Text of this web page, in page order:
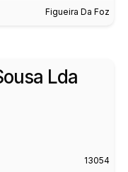
Figueira Da Foz
Lda
13054